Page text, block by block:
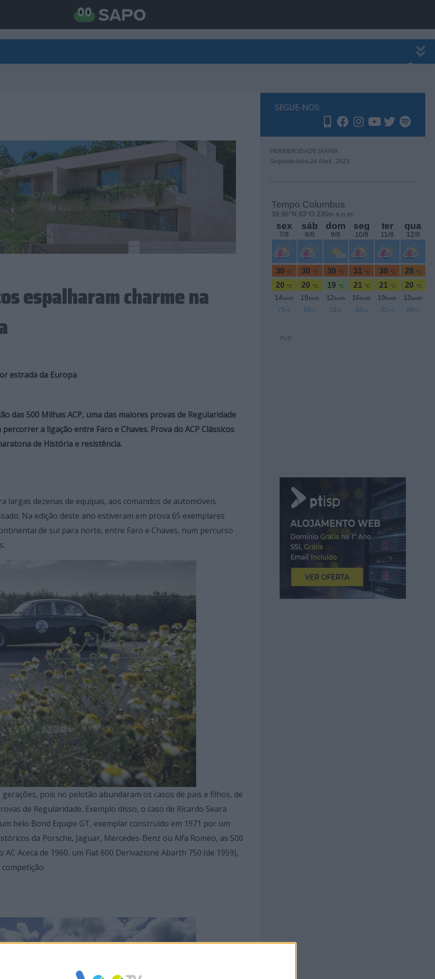
espalharam charme na
estrada da Europa
das 500 Milhas ACP, uma das maiores provas de Regularidade
a ligação entre Faro e Chaves. Prova do ACP Clássicos
de História e resistência.
largas dezenas de equipas, aos comandos de automóveis
Na edição deste ano estiveram em prova 65 exemplares
de sul para norte, entre Faro e Chaves, num percurso
pois no pelotão abundaram os casos de pais e filhos, de
de Regularidade. Exemplo disso, o caso de Ricardo Seara
belo Bond Equipe GT, exemplar construído em 1971 por um
da Porsche, Jaguar, Mercedes-Benz ou Alfa Romeo, as 500
Aceca de 1960, um Fiat 600 Derivazione Abarth 750 (de 1959),
SEGUE-NOS:
PERIODICIDADE DIÁRIA
Segunda-feira,24 Abril , 2023
PUB